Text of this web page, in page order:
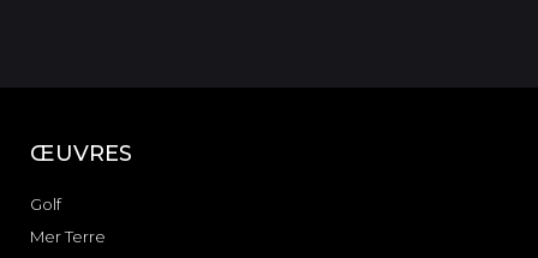
ŒUVRES
Golf
Mer Terre